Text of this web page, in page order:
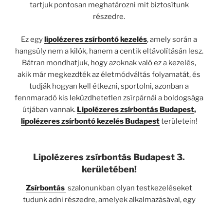
tartjuk pontosan meghatározni mit biztosítunk
részedre.
Ez egylipolézeres zsírbontó kezelés, amely során a
hangsúly nem a kilók, hanem a centik eltávolításán lesz.
Bátran mondhatjuk, hogy azoknak való ez a kezelés,
akik már megkezdték az életmódváltás folyamatát, és
tudják hogyan kell étkezni, sportolni, azonban a
fennmaradó kis leküzdhetetlen zsírpárnái a boldogsága
útjában vannak. Lipolézeres zsírbontás Budapest,
lipolézeres zsírbontó kezelés Budapestterületein!
Lipolézeres zsírbontás Budapest 3.
kerületében!
Zsírbontás szalonunkban olyan testkezeléseket
tudunk adni részedre, amelyek alkalmazásával, egy